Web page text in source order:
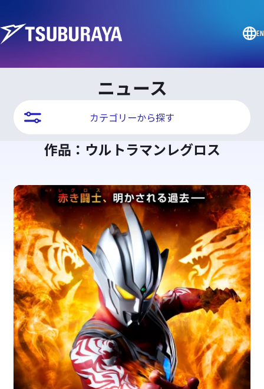
EN
ニュース
カテゴリーから探す
作品：ウルトラマンレグロス